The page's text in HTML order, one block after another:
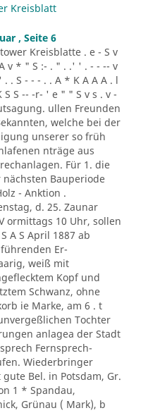
Kreisblatt
, Seite 6
Kreisblatte . e - S v
v * " S :- . " . .' ' . - - -- v
. . S - - - . . A * K A A A . l
S S -- -r- ' e " " S v s . v -
ullen Freunden
welche bei der
unserer so früh
nträge aus
Für 1. die
nächsten Bauperiode
- Anktion .
d. 25. Zaunar
ormittags 10 Uhr, sollen
A S April 1887 ab
Er-
weiß mit
Kopf und
Schwanz, ohne
ie Marke, am 6 . t
Tochter
anlagea der Stadt
Fernsprech-
Wiederbringer
Bel. in Potsdam, Gr.
1 * Spandau,
Grünau ( Mark), b